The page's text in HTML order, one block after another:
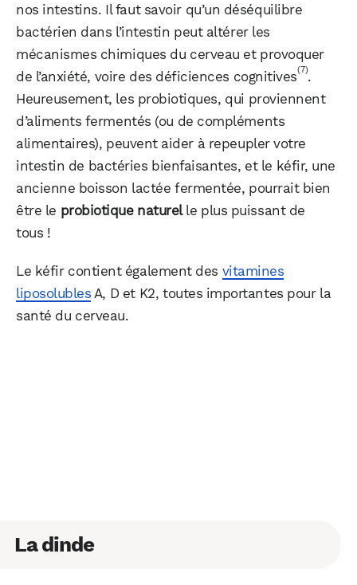
nos intestins. Il faut savoir qu’un déséquilibre
bactérien dans l’intestin peut altérer les
mécanismes chimiques du cerveau et provoquer
de l’anxiété, voire des déficiences cognitives(7).
Heureusement, les probiotiques, qui proviennent
d’aliments fermentés (ou de compléments
alimentaires), peuvent aider à repeupler votre
intestin de bactéries bienfaisantes, et le kéfir, une
ancienne boisson lactée fermentée, pourrait bien
être le probiotique naturelle plus puissant de
tous !
Le kéfir contient également des vitamines
liposolubles A, D et K2, toutes importantes pour la
santé du cerveau.
La dinde